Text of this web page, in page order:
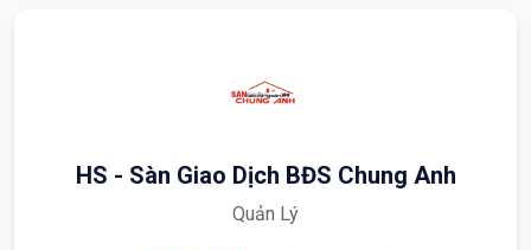
HS - Sàn Giao Dịch BĐS Chung Anh
Quản Lý